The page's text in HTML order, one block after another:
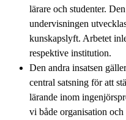
lärare och studenter.
undervisningen
kunskapslyft. Arbetet
respektive institution.
Den andra insatsen
central satsning för att
lärande inom
vi både organisation